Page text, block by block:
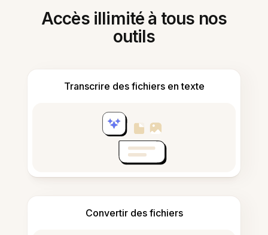
Accès illimité à tous nos
outils
Transcrire des fichiers en texte
Convertir des fichiers